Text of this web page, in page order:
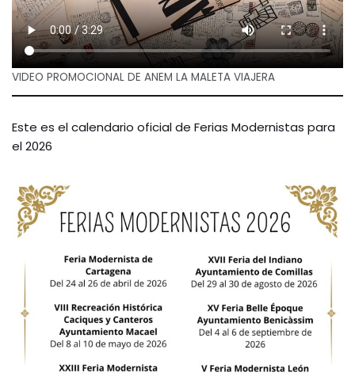
VIDEO PROMOCIONAL DE ANEM LA MALETA VIAJERA
Este es el calendario oficial de Ferias Modernistas para
el 2026